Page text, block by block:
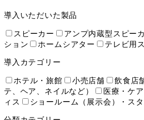
導入いただいた製品
スピーカー アンプ内蔵型スピー
ション
ホームシアター テレビ用
導入カテゴリー
ホテル・旅館 小売店舗 飲食店
テ、ヘア、ネイルなど）
医療・ケ
ィス
ショールーム（展示会）・ス